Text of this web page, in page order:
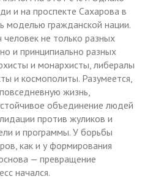
и на проспекте Сахарова в
моделью гражданской нации.
не только разных
и принципиально разных
и монархисты, либералы
и космополиты. Разумеется,
жизнь,
объединение людей
против жуликов и
и программы. У борьбы
как и у формирования
— превращение
начался.